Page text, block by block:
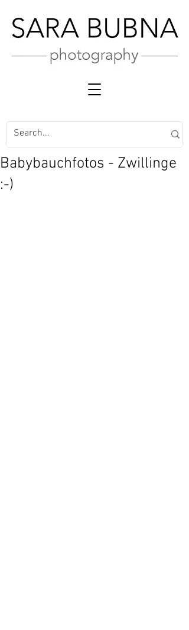
Babybauchfotos - Zwillinge
:-)